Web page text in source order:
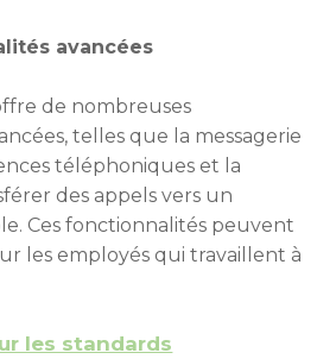
avancées
de nombreuses
telles que la messagerie
téléphoniques et la
des appels vers un
Ces fonctionnalités peuvent
les employés qui travaillent à
les standards